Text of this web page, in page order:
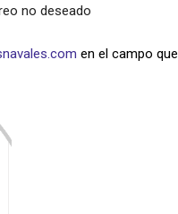
no deseado
en el campo que